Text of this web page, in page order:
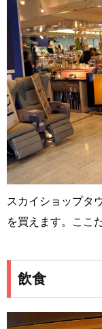
スカイショップタ
を買えます。ここ
飲食